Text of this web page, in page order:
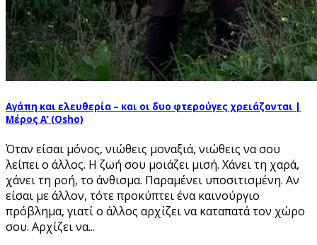
Αγάπη και ελευθερία – και οι δυο φτερούγες χρειάζονται |
Μέρος Α’ (Osho)
Όταν είσαι μόνος, νιώθεις μοναξιά, νιώθεις να σου
λείπει ο άλλος. Η ζωή σου μοιάζει μισή. Χάνει τη χαρά,
χάνει τη ροή, το άνθισμα. Παραμένει υποσιτισμένη. Αν
είσαι με άλλον, τότε προκύπτει ένα καινούργιο
πρόβλημα, γιατί ο άλλος αρχίζει να καταπατά τον χώρο
σου. Αρχίζει να...